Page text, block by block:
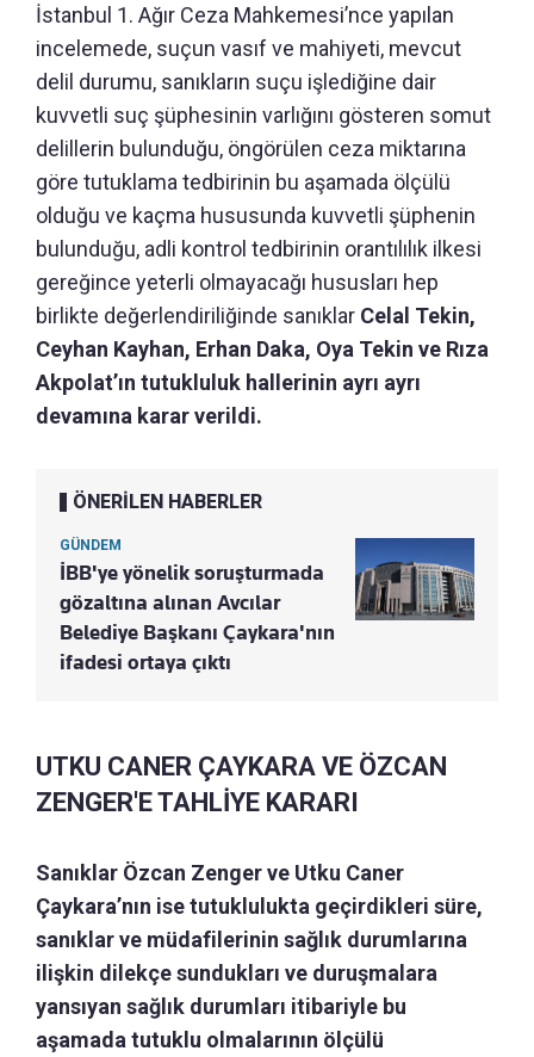
İstanbul 1. Ağır Ceza Mahkemesi’nce yapılan
incelemede, suçun vasıf ve mahiyeti, mevcut
delil durumu, sanıkların suçu işlediğine dair
kuvvetli suç şüphesinin varlığını gösteren somut
delillerin bulunduğu, öngörülen ceza miktarına
göre tutuklama tedbirinin bu aşamada ölçülü
olduğu ve kaçma hususunda kuvvetli şüphenin
bulunduğu, adli kontrol tedbirinin orantılılık ilkesi
gereğince yeterli olmayacağı hususları hep
birlikte değerlendiriliğinde sanıklar Celal Tekin,
Ceyhan Kayhan, Erhan Daka, Oya Tekin ve Rıza
Akpolat’ın tutukluluk hallerinin ayrı ayrı
devamına karar verildi.
ÖNERİLEN HABERLER
GÜNDEM
İBB'ye yönelik soruşturmada
gözaltına alınan Avcılar
Belediye Başkanı Çaykara'nın
ifadesi ortaya çıktı
UTKU CANER ÇAYKARA VE ÖZCAN
ZENGER'E TAHLİYE KARARI
Sanıklar Özcan Zenger ve Utku Caner
Çaykara’nın ise tutuklulukta geçirdikleri süre,
sanıklar ve müdafilerinin sağlık durumlarına
ilişkin dilekçe sundukları ve duruşmalara
yansıyan sağlık durumları itibariyle bu
aşamada tutuklu olmalarının ölçülü